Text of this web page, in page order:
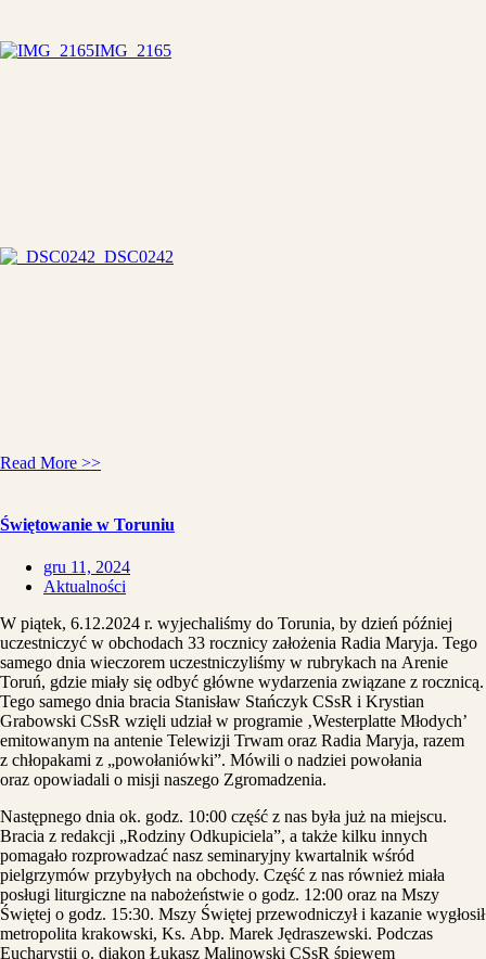
IMG_2165
_DSC0242
Read More >>
Świętowanie w Toruniu
gru 11, 2024
Aktualności
W piątek, 6.12.2024 r. wyjechaliśmy do Torunia, by dzień później
uczestniczyć w obchodach 33 rocznicy założenia Radia Maryja. Tego
samego dnia wieczorem uczestniczyliśmy w rubrykach na Arenie
Toruń, gdzie miały się odbyć główne wydarzenia związane z rocznicą.
Tego samego dnia bracia Stanisław Stańczyk CSsR i Krystian
Grabowski CSsR wzięli udział w programie ‚Westerplatte Młodych’
emitowanym na antenie Telewizji Trwam oraz Radia Maryja, razem
z chłopakami z „powołaniówki”. Mówili o nadziei powołania
oraz opowiadali o misji naszego Zgromadzenia.
Następnego dnia ok. godz. 10:00 część z nas była już na miejscu.
Bracia z redakcji „Rodziny Odkupiciela”, a także kilku innych
pomagało rozprowadzać nasz seminaryjny kwartalnik wśród
pielgrzymów przybyłych na obchody. Część z nas również miała
posługi liturgiczne na nabożeństwie o godz. 12:00 oraz na Mszy
Świętej o godz. 15:30. Mszy Świętej przewodniczył i kazanie wygłosił
metropolita krakowski, Ks. Abp. Marek Jędraszewski. Podczas
Eucharystii o. diakon Łukasz Malinowski CSsR śpiewem